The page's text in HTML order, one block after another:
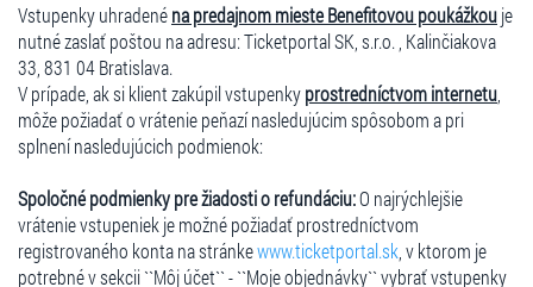
Vstupenky uhradenéna predajnom mieste Benefitovou poukážkouje
nutné zaslať poštou na adresu: Ticketportal SK, s.r.o. , Kalinčiakova
33, 831 04 Bratislava.
V prípade, ak si klient zakúpil vstupenkyprostredníctvom internetu
môže požiadať o vrátenie peňazí nasledujúcim spôsobom a pri
splnení nasledujúcich podmienok:
Spoločné podmienky pre žiadosti o refundáciu:O najrýchlejšie
vrátenie vstupeniek je možné požiadať prostredníctvom
registrovaného konta na stránkewww.ticketportal.sk , v ktorom je
potrebné v sekcii ``Môj účet`` - ``Moje objednávky`` vybrať vstupenky